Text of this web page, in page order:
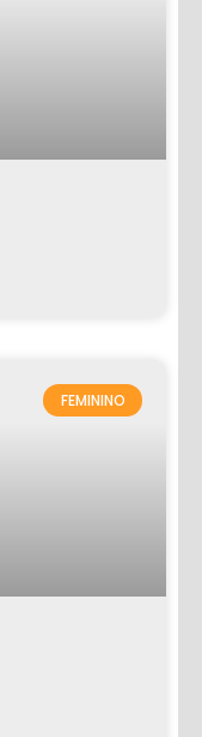
FEMININO